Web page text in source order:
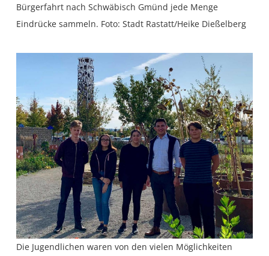
Bürgerfahrt nach Schwäbisch Gmünd jede Menge
Eindrücke sammeln. Foto: Stadt Rastatt/Heike Dießelberg
Die Jugendlichen waren von den vielen Möglichkeiten